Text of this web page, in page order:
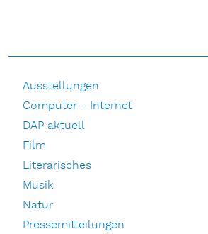
Ausstellungen
Computer - Internet
DAP aktuell
Film
Literarisches
Musik
Natur
Pressemitteilungen